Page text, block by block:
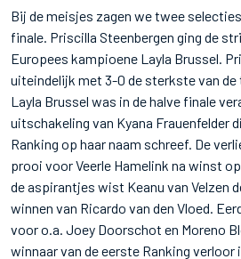
Bij de meisjes zagen we twee
finale. Priscilla Steenbergen ging de
Europees kampioene Layla Brussel.
uiteindelijk met 3-0 de sterkste van de
Layla Brussel was in de halve finale
uitschakeling van Kyana Frauenfelder
Ranking op haar naam schreef. De
prooi voor Veerle Hamelink na winst
de aspirantjes wist Keanu van Velzen
winnen van Ricardo van den Vloed.
voor o.a. Joey Doorschot en Moreno
winnaar van de eerste Ranking verloor